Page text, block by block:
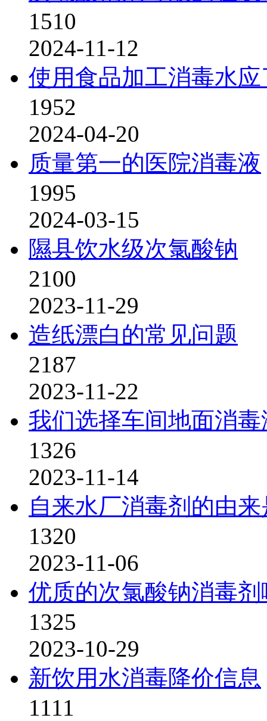
1510
2024-11-12
使用食品加工消毒水
1952
2024-04-20
质量第一的医院消毒液
1995
2024-03-15
隰县饮水级次氯酸钠
2100
2023-11-29
造纸漂白的常见问题
2187
2023-11-22
我们选择车间地面消
1326
2023-11-14
自来水厂消毒剂的由
1320
2023-11-06
优质的次氯酸钠消毒
1325
2023-10-29
新饮用水消毒降价信息
1111